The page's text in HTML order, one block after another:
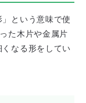
」という意味で使
た木片や金属片
なる形をしてい